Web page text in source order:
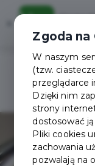
Szybciej,
Zgoda na
W naszym
(tzw.
przeglądarce
Dzięki nim
strony
dostosować
Pliki cookies
zachowania
pozwalają na